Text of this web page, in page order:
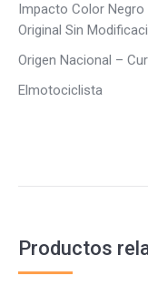
Impacto Color Negro
Original Sin
Origen Nacional –
Elmotociclista
Productos